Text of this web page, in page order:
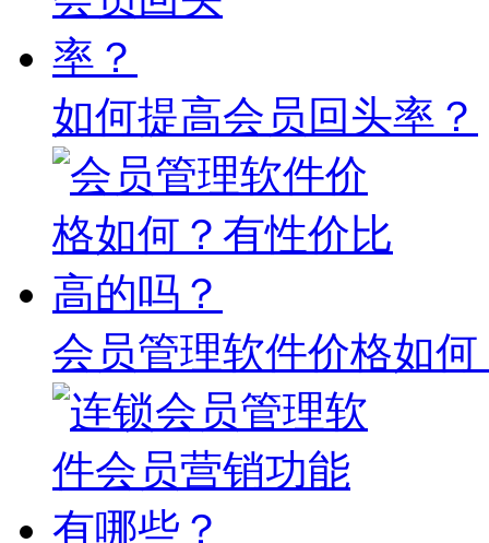
如何提高会员回头率？
会员管理软件价格如